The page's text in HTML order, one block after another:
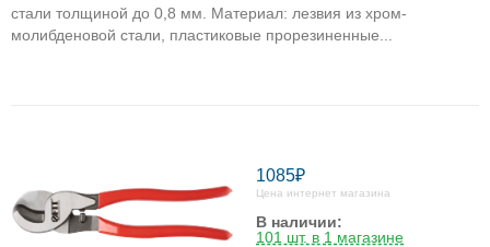
стали толщиной до 0,8 мм. Материал: лезвия из хром-
молибденовой стали, пластиковые прорезиненные...
1085₽
Цена интернет магазина
В наличии:
101 шт. в 1 магазине